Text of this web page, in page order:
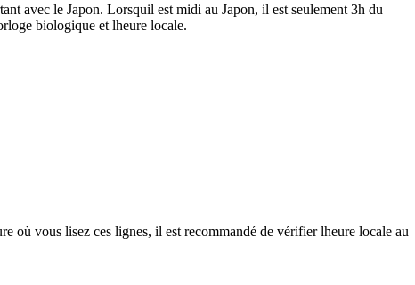
avec le Japon. Lorsquil est midi au Japon, il est seulement 3h du
biologique et lheure locale.
où vous lisez ces lignes, il est recommandé de vérifier lheure locale au